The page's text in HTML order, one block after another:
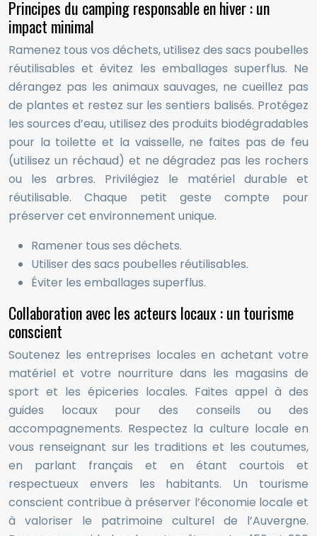
Principes du camping responsable en hiver : un
impact minimal
Ramenez tous vos déchets, utilisez des sacs poubelles
réutilisables et évitez les emballages superflus. Ne
dérangez pas les animaux sauvages, ne cueillez pas
de plantes et restez sur les sentiers balisés. Protégez
les sources d’eau, utilisez des produits biodégradables
pour la toilette et la vaisselle, ne faites pas de feu
(utilisez un réchaud) et ne dégradez pas les rochers
ou les arbres. Privilégiez le matériel durable et
réutilisable. Chaque petit geste compte pour
préserver cet environnement unique.
Ramener tous ses déchets.
Utiliser des sacs poubelles réutilisables.
Éviter les emballages superflus.
Collaboration avec les acteurs locaux : un tourisme
conscient
Soutenez les entreprises locales en achetant votre
matériel et votre nourriture dans les magasins de
sport et les épiceries locales. Faites appel à des
guides locaux pour des conseils ou des
accompagnements. Respectez la culture locale en
vous renseignant sur les traditions et les coutumes,
en parlant français et en étant courtois et
respectueux envers les habitants. Un tourisme
conscient contribue à préserver l’économie locale et
à valoriser le patrimoine culturel de l’Auvergne.